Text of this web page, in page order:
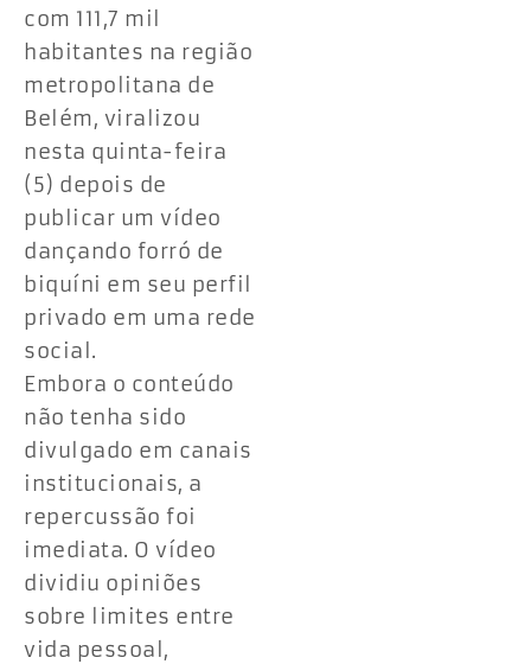
com 111,7 mil
habitantes na região
metropolitana de
Belém, viralizou
nesta quinta-feira
(5) depois de
publicar um vídeo
dançando forró de
biquíni em seu perfil
privado em uma rede
social.
Embora o conteúdo
não tenha sido
divulgado em canais
institucionais, a
repercussão foi
imediata. O vídeo
dividiu opiniões
sobre limites entre
vida pessoal,